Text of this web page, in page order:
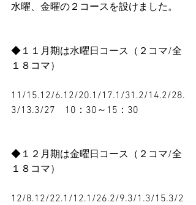
水曜、金曜の２コースを設けました。
◆１１月期は水曜日コース（２コマ/全
１８コマ）
11/15.12/6.12/20.1/17.1/31.2/14.2/28.
3/13.3/27　10：30～15：30
◆１２月期は金曜日コース（２コマ/全
１８コマ）
12/8.12/22.1/12.1/26.2/9.3/1.3/15.3/2